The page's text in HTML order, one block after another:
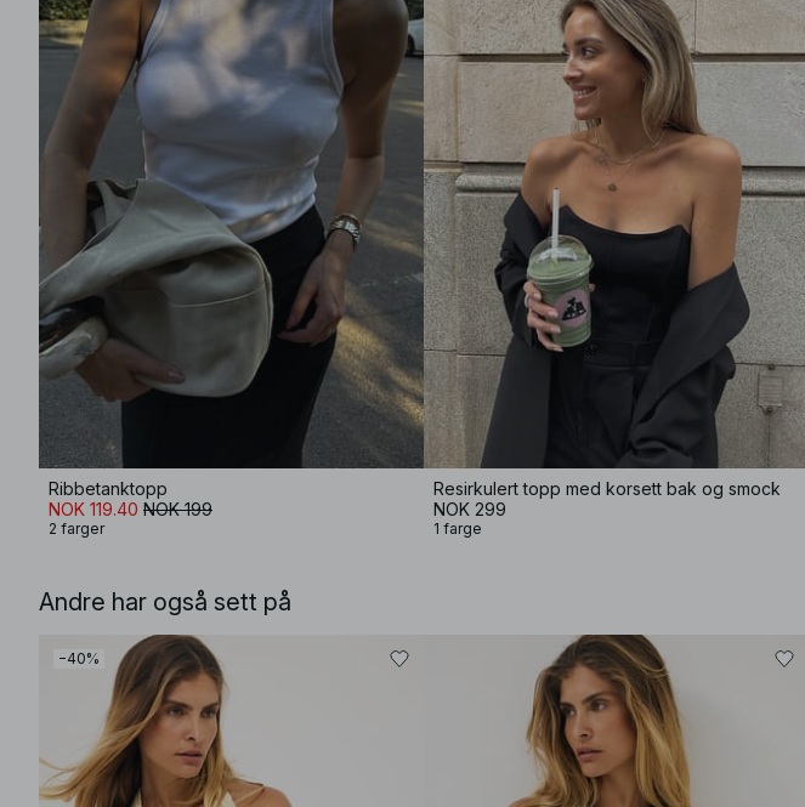
Ribbetanktopp
NOK 119.40 NOK 199
2 farger
Resirkulert topp med korsett bak og smock
NOK 299
1 farge
Andre har også sett på
−40%